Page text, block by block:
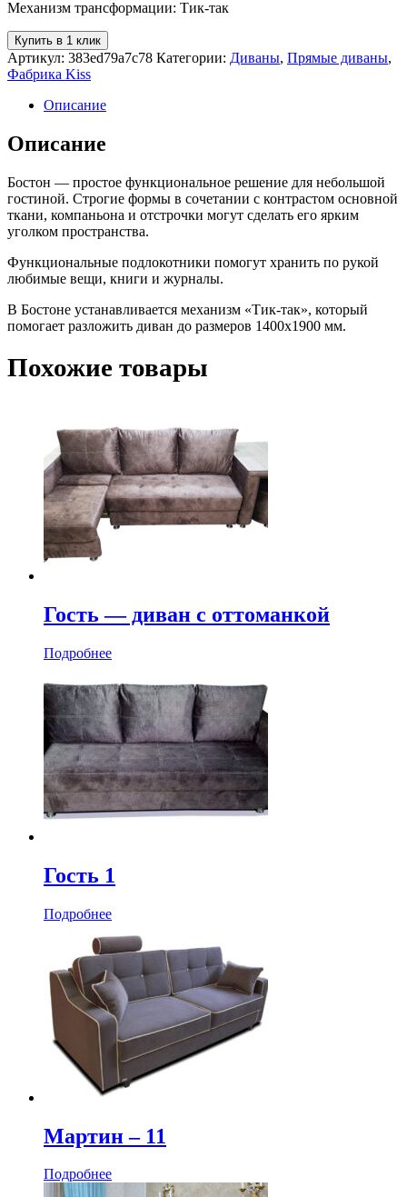
Механизм трансформации: Тик-так
Купить в 1 клик
Артикул: 383ed79a7c78 Категории: Диваны, Прямые диваны,
Фабрика Kiss
Описание
Описание
Бостон — простое функциональное решение для небольшой
гостиной. Строгие формы в сочетании с контрастом основной
ткани, компаньона и отстрочки могут сделать его ярким
уголком пространства.
Функциональные подлокотники помогут хранить по рукой
любимые вещи, книги и журналы.
В Бостоне устанавливается механизм «Тик-так», который
помогает разложить диван до размеров 1400х1900 мм.
Похожие товары
Гость — диван c оттоманкой
Подробнее
Гость 1
Подробнее
Мартин ‒ 11
Подробнее